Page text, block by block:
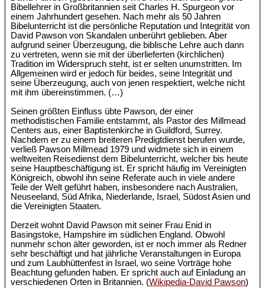
Bibellehrer in Großbritannien seit Charles H. Spurgeon vor
einem Jahrhundert gesehen. Nach mehr als 50 Jahren
Bibelunterricht ist die persönliche Reputation und Integrität von
David Pawson von Skandalen unberührt geblieben. Aber
aufgrund seiner Überzeugung, die biblische Lehre auch dann
zu vertreten, wenn sie mit der überlieferten (kirchlichen)
Tradition im Widerspruch steht, ist er selten unumstritten. Im
Allgemeinen wird er jedoch für beides, seine Integrität und
seine Überzeugung, auch von jenen respektiert, welche nicht
mit ihm übereinstimmen. (…)
Seinen größten Einfluss übte Pawson, der einer
methodistischen Familie entstammt, als Pastor des Millmead
Centers aus, einer Baptistenkirche in Guildford, Surrey.
Nachdem er zu einem breiteren Predigtdienst berufen wurde,
verließ Pawson Millmead 1979 und widmete sich in einem
weltweiten Reisedienst dem Bibelunterricht, welcher bis heute
seine Hauptbeschäftigung ist. Er spricht häufig im Vereinigten
Königreich, obwohl ihn seine Referate auch in viele andere
Teile der Welt geführt haben, insbesondere nach Australien,
Neuseeland, Süd Afrika, Niederlande, Israel, Südost Asien und
die Vereinigten Staaten.
Derzeit wohnt David Pawson mit seiner Frau Enid in
Basingstoke, Hampshire im südlichen England. Obwohl
nunmehr schon älter geworden, ist er noch immer als Redner
sehr beschäftigt und hat jährliche Veranstaltungen in Europa
und zum Laubhüttenfest in Israel, wo seine Vorträge hohe
Beachtung gefunden haben. Er spricht auch auf Einladung an
verschiedenen Orten in Britannien. (Wikipedia-David Pawson)